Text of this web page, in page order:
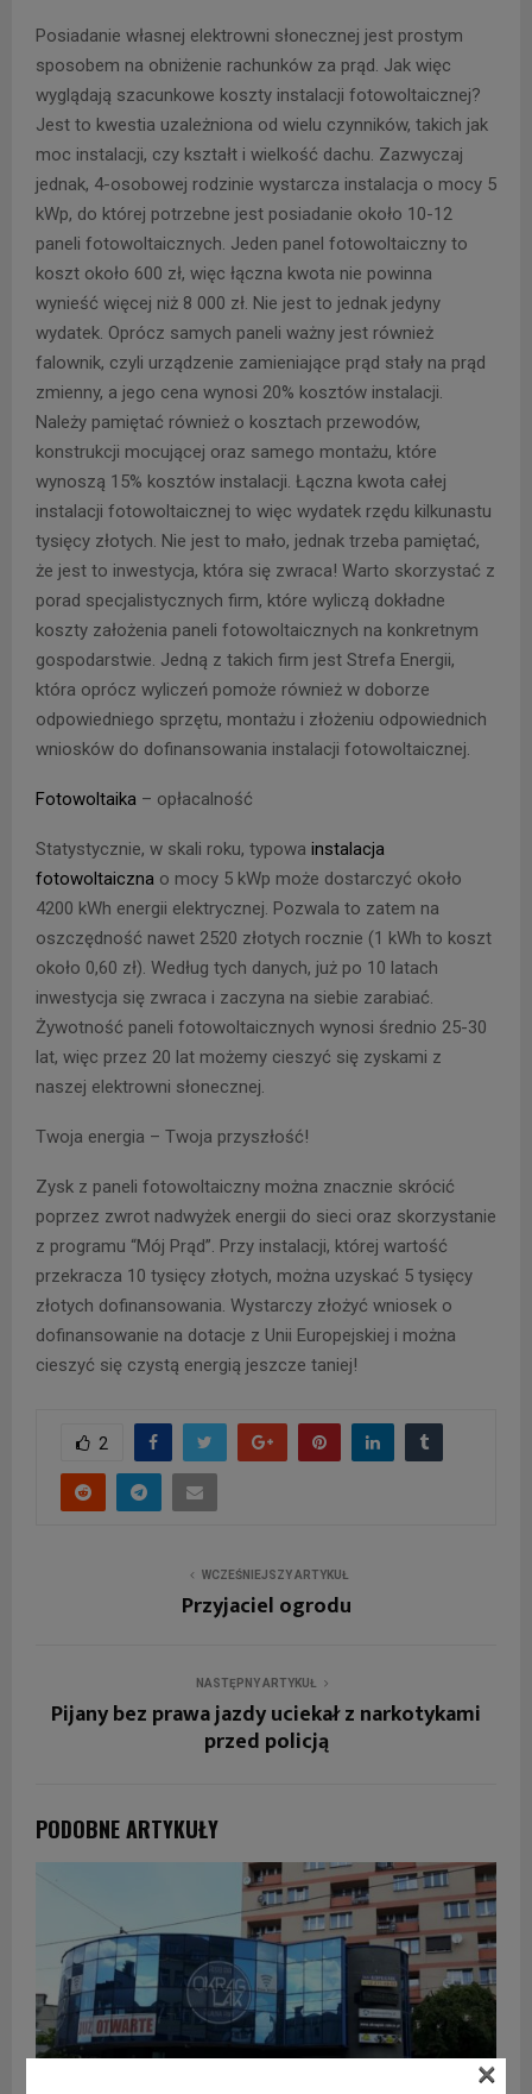
Posiadanie własnej elektrowni słonecznej jest prostym
sposobem na obniżenie rachunków za prąd. Jak więc
wyglądają szacunkowe koszty instalacji fotowoltaicznej?
Jest to kwestia uzależniona od wielu czynników, takich jak
moc instalacji, czy kształt i wielkość dachu. Zazwyczaj
jednak, 4-osobowej rodzinie wystarcza instalacja o mocy 5
kWp, do której potrzebne jest posiadanie około 10-12
paneli fotowoltaicznych. Jeden panel fotowoltaiczny to
koszt około 600 zł, więc łączna kwota nie powinna
wynieść więcej niż 8 000 zł. Nie jest to jednak jedyny
wydatek. Oprócz samych paneli ważny jest również
falownik, czyli urządzenie zamieniające prąd stały na prąd
zmienny, a jego cena wynosi 20% kosztów instalacji.
Należy pamiętać również o kosztach przewodów,
konstrukcji mocującej oraz samego montażu, które
wynoszą 15% kosztów instalacji. Łączna kwota całej
instalacji fotowoltaicznej to więc wydatek rzędu kilkunastu
tysięcy złotych. Nie jest to mało, jednak trzeba pamiętać,
że jest to inwestycja, która się zwraca! Warto skorzystać z
porad specjalistycznych firm, które wyliczą dokładne
koszty założenia paneli fotowoltaicznych na konkretnym
gospodarstwie. Jedną z takich firm jest Strefa Energii,
która oprócz wyliczeń pomoże również w doborze
odpowiedniego sprzętu, montażu i złożeniu odpowiednich
wniosków do dofinansowania instalacji fotowoltaicznej.
Fotowoltaika – opłacalność
Statystycznie, w skali roku, typowa instalacja
fotowoltaiczna o mocy 5 kWp może dostarczyć około
4200 kWh energii elektrycznej. Pozwala to zatem na
oszczędność nawet 2520 złotych rocznie (1 kWh to koszt
około 0,60 zł). Według tych danych, już po 10 latach
inwestycja się zwraca i zaczyna na siebie zarabiać.
Żywotność paneli fotowoltaicznych wynosi średnio 25-30
lat, więc przez 20 lat możemy cieszyć się zyskami z
naszej elektrowni słonecznej.
Twoja energia – Twoja przyszłość!
Zysk z paneli fotowoltaiczny można znacznie skrócić
poprzez zwrot nadwyżek energii do sieci oraz skorzystanie
z programu “Mój Prąd”. Przy instalacji, której wartość
przekracza 10 tysięcy złotych, można uzyskać 5 tysięcy
złotych dofinansowania. Wystarczy złożyć wniosek o
dofinansowanie na dotacje z Unii Europejskiej i można
cieszyć się czystą energią jeszcze taniej!
2
WCZEŚNIEJSZY ARTYKUŁ
Przyjaciel ogrodu
NASTĘPNY ARTYKUŁ
Pijany bez prawa jazdy uciekał z narkotykami
przed policją
PODOBNE ARTYKUŁY
×